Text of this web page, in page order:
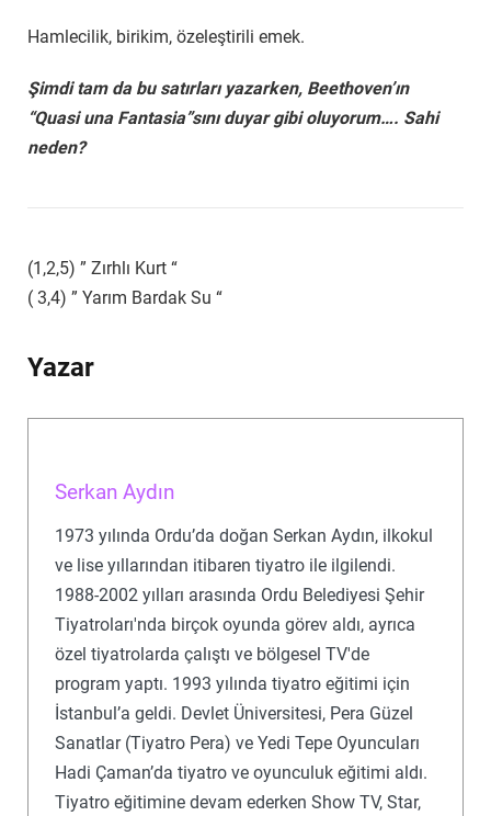
Hamlecilik, birikim, özeleştirili emek.
Şimdi tam da bu satırları yazarken, Beethoven’ın
“Quasi una Fantasia”sını duyar gibi oluyorum…. Sahi
neden?
(1,2,5) ” Zırhlı Kurt “
( 3,4) ” Yarım Bardak Su “
Yazar
Serkan Aydın
1973 yılında Ordu’da doğan Serkan Aydın, ilkokul
ve lise yıllarından itibaren tiyatro ile ilgilendi.
1988-2002 yılları arasında Ordu Belediyesi Şehir
Tiyatroları'nda birçok oyunda görev aldı, ayrıca
özel tiyatrolarda çalıştı ve bölgesel TV'de
program yaptı. 1993 yılında tiyatro eğitimi için
İstanbul’a geldi. Devlet Üniversitesi, Pera Güzel
Sanatlar (Tiyatro Pera) ve Yedi Tepe Oyuncuları
Hadi Çaman’da tiyatro ve oyunculuk eğitimi aldı.
Tiyatro eğitimine devam ederken Show TV, Star,